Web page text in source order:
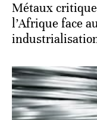
Métaux
l’Afrique face